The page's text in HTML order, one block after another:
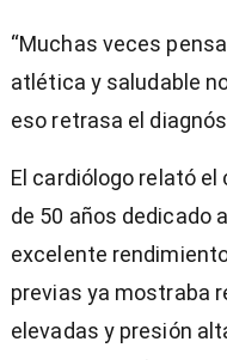
“Muchas veces
atlética y saludable
eso retrasa el
El cardiólogo relató
de 50 años dedicado
excelente
previas ya mostraba
elevadas y presión